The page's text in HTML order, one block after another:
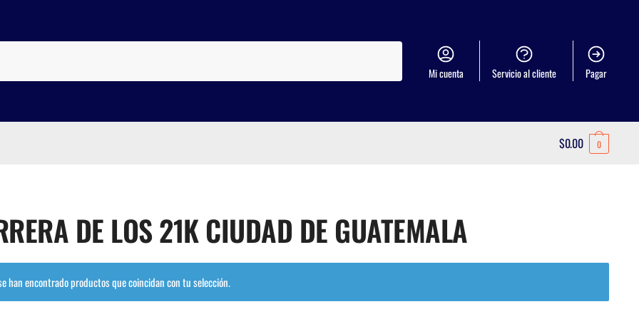
Mi cuenta Servicio al cliente Pagar
$0.00 0
DE LOS 21K CIUDAD DE GUATEMALA
han encontrado productos que coincidan con tu selección.